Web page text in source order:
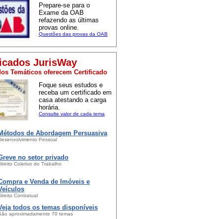
Prepare-se para o
Exame da OAB
refazendo as últimas
provas online.
Questões das provas da OAB
JurisWay
Temáticos oferecem Certificado
Foque seus estudos e
receba um certificado em
casa atestando a carga
horária.
Consulte valor de cada tema
de Abordagem Persuasiva
Pessoal
no setor privado
Coletivo do Trabalho
e Venda de Imóveis e
Contratual
todos os temas disponíveis
aproximadamente 70 temas